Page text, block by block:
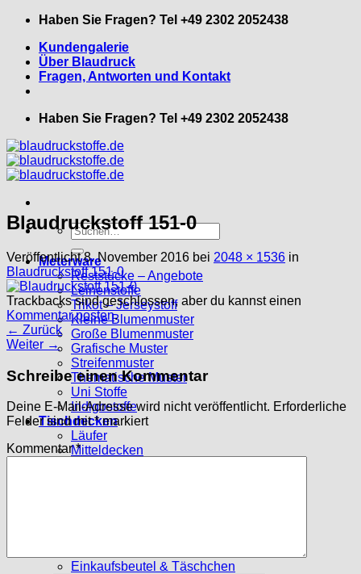
Zum
springen
Haben Sie Fragen? Tel +49 2302 2052438
Kundengalerie
Über Blaudruck
Fragen, Antworten und Kontakt
Haben Sie Fragen? Tel +49 2302 2052438
Suche
nach:
Meterware
Reststücke – Angebote
Leinenstoffe
Trikot – Jerseystoff
Kleine Blumenmuster
Große Blumenmuster
Grafische Muster
Streifenmuster
Thematische Muster
Uni Stoffe
Indigostoffe
Tischdecken
Läufer
Mitteldecken
Einkaufsbeutel & Täschchen
Blaudruckstoff 151-0
Veröffentlicht8. November 2016 bei 2048 × 1536 in
Blaudruckstoff 151-0
Trackbacks sind geschlossen, aber du kannst einen
Kommentar posten.
← Zurück
Weiter →
Schreibe einen Kommentar
Deine E-Mail-Adresse wird nicht veröffentlicht. Erforderliche
Felder sind mit*markiert
Kommentar*